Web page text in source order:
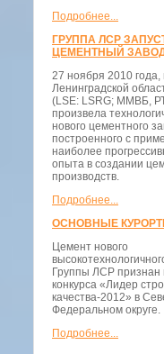
Подробнее...
ГРУППА ЛСР
ЦЕМЕНТНЫЙ
27 ноября 2010 года,
Ленинградской
(LSE: LSRG; ММВБ,
произвела
нового цементного
построенного с
наиболее
опыта в создании
производств.
Подробнее...
ОСНОВНЫЕ
Цемент нового
Группы ЛСР признан
конкурса «Лидер
качества-2012» в
Федеральном округе.
Подробнее...